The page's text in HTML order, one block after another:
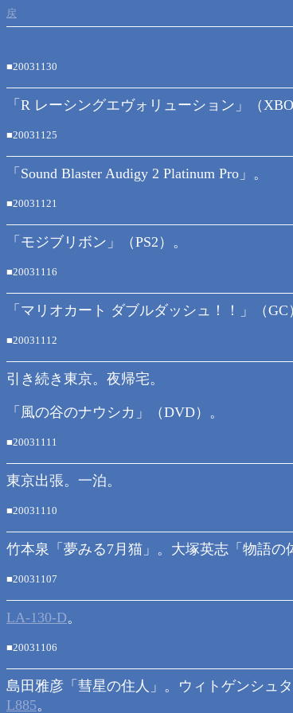
戻
■20031130
「R レーシングエヴォリューション」（
■20031125
「Sound Blaster Audigy 2 Platinum Pro」。
■20031121
「モジブリボン」（PS2）。
■20031116
「マリオカート ダブルダッシュ！！」（GC
■20031112
引き続き東京。夜帰宅。
「風の谷のナウシカ」（DVD）。
■20031111
東京出張。一泊。
■20031110
竹本泉「夢みる7月猫」。大塚英志「物語の
■20031107
LA-130-D。
■20031106
島田雅彦「彗星の住人」。ウィトゲンシュ
L885。